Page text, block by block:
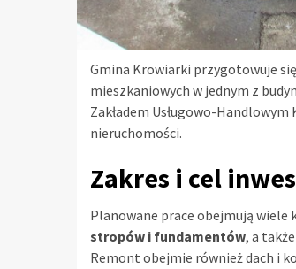
Gmina Krowiarki przygotowuje
mieszkaniowych w jednym z
Zakładem Usługowo-
nieruchomości.
Zakres i cel
Planowane prace obejmują wiele
stropów i fundamentów, a
Remont obejmie również dach i